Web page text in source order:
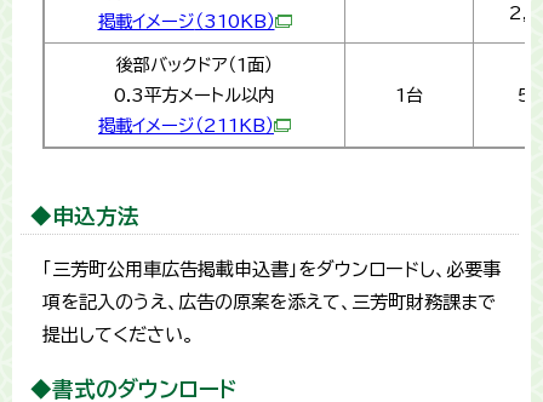
掲載イメージ （310KB）
後部バックドア（1面）
0.3平方メートル以内
掲載イメージ （211KB）
1台
◆申込方法
「三芳町公用車広告掲載申込書」をダウンロードし、必要事
項を記入のうえ、広告の原案を添えて、三芳町財務課まで
提出してください。
◆書式のダウンロード